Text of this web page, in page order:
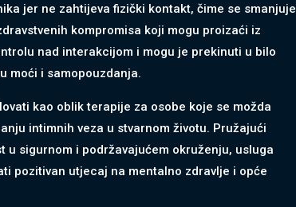
jer ne zahtijeva fizički kontakt, čime se smanjuje
kompromisa koji mogu proizaći iz
nad interakcijom i mogu je prekinuti u bilo
moći i samopouzdanja.
kao oblik terapije za osobe koje se možda
intimnih veza u stvarnom životu. Pružajući
sigurnom i podržavajućem okruženju, usluga
pozitivan utjecaj na mentalno zdravlje i opće